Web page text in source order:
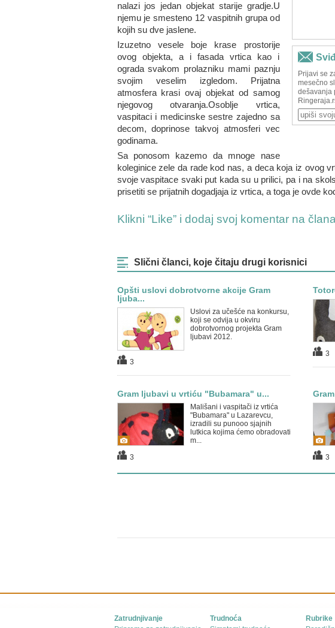
nalazi jos jedan objekat starije gradje.U
njemu je smesteno 12 vaspitnih grupa od
kojih su dve jaslene.
Izuzetno vesele boje krase prostorije
ovog objekta, a i fasada vrtica kao i
ograda svakom prolazniku mami paznju
svojim veselim izgledom. Prijatna
atmosfera krasi ovaj objekat od samog
njegovog otvaranja.Osoblje vrtica,
vaspitaci i medicinske sestre zajedno sa
decom, doprinose takvoj atmosferi vec
godinama.
Sa ponosom kazemo da mnoge nase
koleginice zele da rade kod nas, a deca koja iz ovog
svoje vaspitace svaki put kada su u prilici, pa i na
prisetiti se prijatnih dogadjaja iz vrtica, a toga je ovde
Klikni “Like” i dodaj svoj komentar na
Slični članci, koje čitaju drugi korisnici
Opšti uslovi dobrotvorne akcije Gram
ljuba...
Uslovi za učešće na konkursu,
koji se odvija u okviru
dobrotvornog projekta Gram
ljubavi 2012.
3
3
Gram ljubavi u vrtiću "Bubamara" u...
Mališani i vaspitači iz vrtića
"Bubamara" u Lazarevcu,
izradili su punooo sjajnih
lutkica kojima ćemo obradovati
m...
3
3
Zatrudnjivanje
Trudnoća
Rubrike